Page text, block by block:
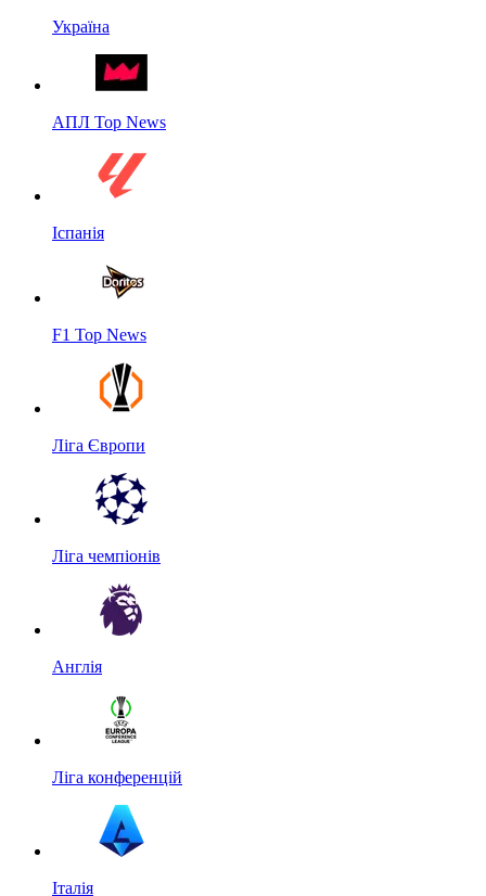
Україна
АПЛ Top News
Іспанія
F1 Top News
Ліга Європи
Ліга чемпіонів
Англія
Ліга конференцій
Італія